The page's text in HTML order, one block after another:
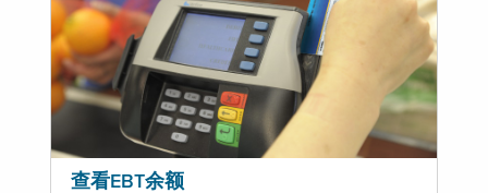
查看EBT余额